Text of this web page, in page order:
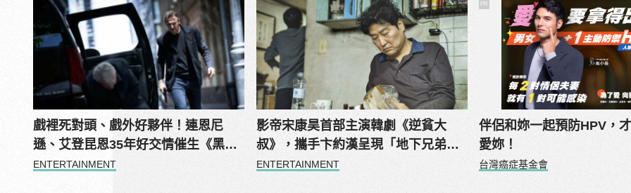
戲裡死對頭、戲外好夥伴！連恩尼
遜、艾登昆恩35年好交情催生《黑光
行動》！
ENTERTAINMENT
影帝宋康昊首部主演韓劇《逆貧大
叔》，攜手卞約漢呈現「地下兄弟
情」
ENTERTAINMENT
PR
伴侶和妳一起預防HPV，
愛妳！
台灣癌症基金會